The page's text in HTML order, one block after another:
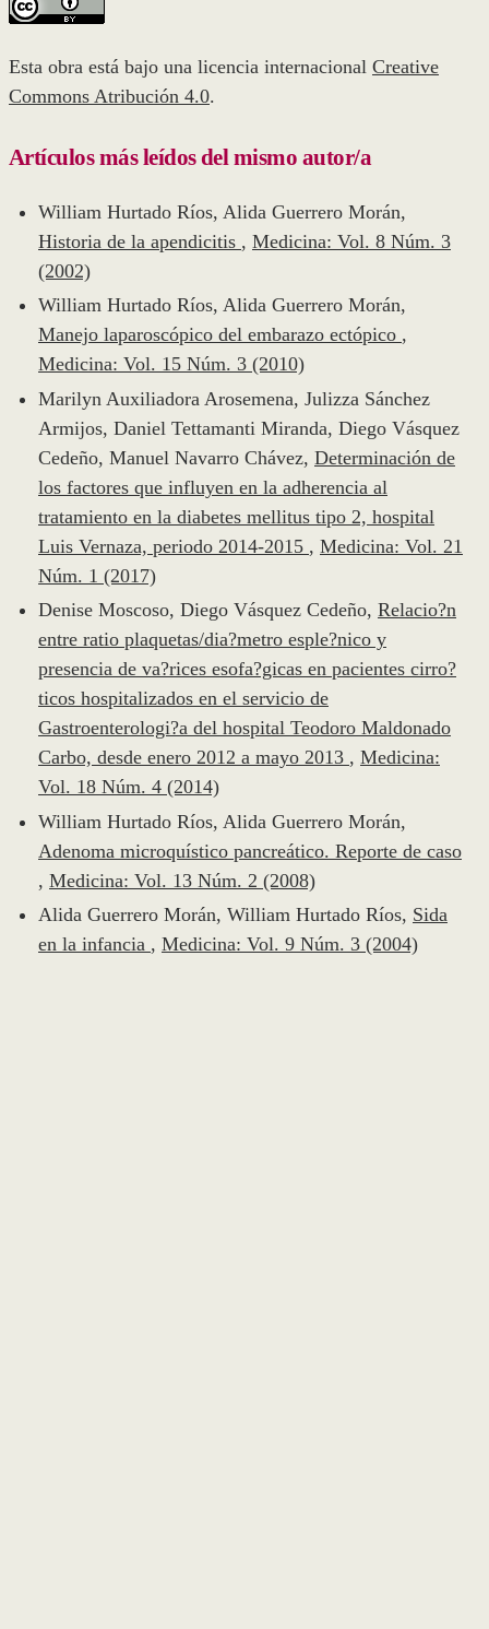
Esta obra está bajo una licencia internacional Creative
Commons Atribución 4.0.
Artículos más leídos del mismo autor/a
William Hurtado Ríos, Alida Guerrero Morán,
Historia de la apendicitis , Medicina: Vol. 8 Núm. 3
(2002)
William Hurtado Ríos, Alida Guerrero Morán,
Manejo laparoscópico del embarazo ectópico ,
Medicina: Vol. 15 Núm. 3 (2010)
Marilyn Auxiliadora Arosemena, Julizza Sánchez
Armijos, Daniel Tettamanti Miranda, Diego Vásquez
Cedeño, Manuel Navarro Chávez, Determinación de
los factores que influyen en la adherencia al
tratamiento en la diabetes mellitus tipo 2, hospital
Luis Vernaza, periodo 2014-2015 , Medicina: Vol. 21
Núm. 1 (2017)
Denise Moscoso, Diego Vásquez Cedeño, Relacio?n
entre ratio plaquetas/dia?metro esple?nico y
presencia de va?rices esofa?gicas en pacientes cirro?
ticos hospitalizados en el servicio de
Gastroenterologi?a del hospital Teodoro Maldonado
Carbo, desde enero 2012 a mayo 2013 , Medicina:
Vol. 18 Núm. 4 (2014)
William Hurtado Ríos, Alida Guerrero Morán,
Adenoma microquístico pancreático. Reporte de caso
, Medicina: Vol. 13 Núm. 2 (2008)
Alida Guerrero Morán, William Hurtado Ríos, Sida
en la infancia , Medicina: Vol. 9 Núm. 3 (2004)